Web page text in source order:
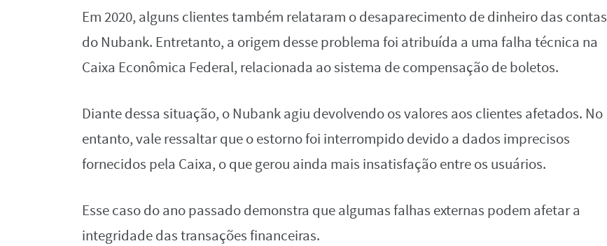
Em 2020, alguns clientes também relataram o desaparecimento de dinheiro das contas
do Nubank. Entretanto, a origem desse problema foi atribuída a uma falha técnica na
Caixa Econômica Federal, relacionada ao sistema de compensação de boletos.
Diante dessa situação, o Nubank agiu devolvendo os valores aos clientes afetados. No
entanto, vale ressaltar que o estorno foi interrompido devido a dados imprecisos
fornecidos pela Caixa, o que gerou ainda mais insatisfação entre os usuários.
Esse caso do ano passado demonstra que algumas falhas externas podem afetar a
integridade das transações financeiras.